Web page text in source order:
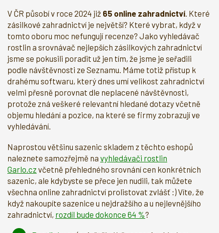
V ČR působí v roce 2024 již 65 online zahradnictví. Které
zásilkové zahradnictví je největší? Které vybrat, když v
tomto oboru moc nefungují recenze? Jako vyhledávač
rostlin a srovnávač nejlepších zásilkových zahradnictví
jsme se pokusili poradit už jen tím, že jsme je seřadili
podle návštěvnosti ze Seznamu. Máme totiž přístup k
drahému softwaru, který dnes umí velikost zahradnictví
velmi přesně porovnat dle neplacené návštěvnosti,
protože zná veškeré relevantní hledané dotazy včetně
objemu hledání a pozice, na které se firmy zobrazují ve
vyhledávání.
Naprostou většinu sazenic skladem z těchto eshopů
naleznete samozřejmě na vyhledávači rostlin
Garlo.cz včetně přehledného srovnání cen konkrétních
sazenic, ale kdybyste se přece jen nudili, tak můžete
všechna online zahradnictví prolistovat zvlášť :) Víte, že
když nakoupíte sazenice u nejdražšího a u nejlevnějšího
zahradnictví, rozdíl bude dokonce 64 %?